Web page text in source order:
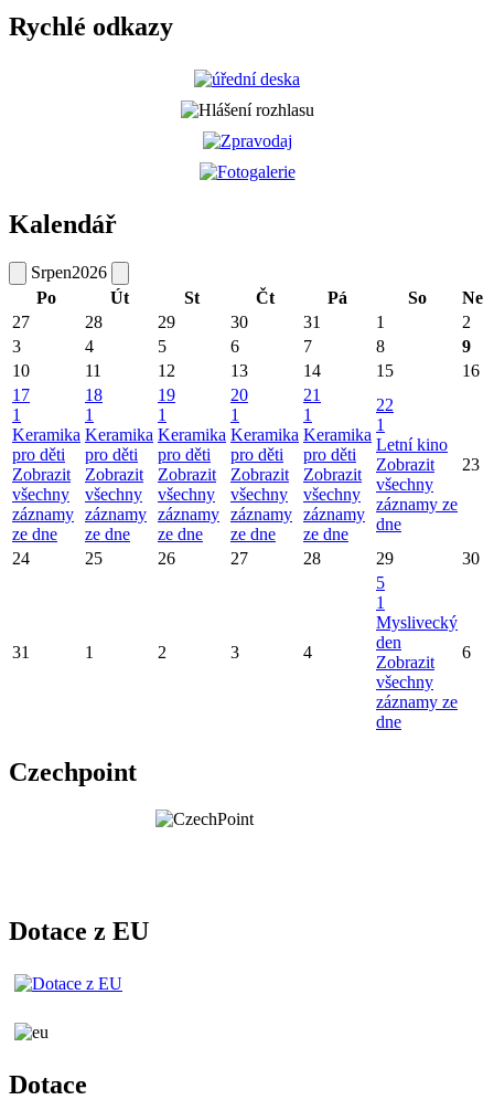
Rychlé odkazy
Kalendář
Srpen2026
Po
Út St Čt Pá So
Ne
27
28 29 30 31 1
2
3
4 5 6 7 8
9
10
11 12 13 14 15
16
17
1
Keramika
pro děti
Zobrazit
všechny
záznamy
ze dne
18
1
Keramika
pro děti
Zobrazit
všechny
záznamy
ze dne
19
1
Keramika
pro děti
Zobrazit
všechny
záznamy
ze dne
20
1
Keramika
pro děti
Zobrazit
všechny
záznamy
ze dne
21
1
Keramika
pro děti
Zobrazit
všechny
záznamy
ze dne
22
1
Letní kino
Zobrazit
všechny
záznamy ze
dne
23
24 25 26 27 28 29 30
31 1 2 3 4
5
1
Myslivecký
den
Zobrazit
všechny
záznamy ze
dne
6
Czechpoint
Dotace z EU
Dotace